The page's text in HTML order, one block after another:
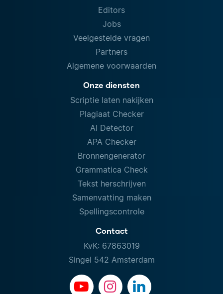
Editors
Jobs
Veelgestelde vragen
Partners
Algemene voorwaarden
Onze diensten
Scriptie laten nakijken
Plagiaat Checker
AI Detector
APA Checker
Bronnengenerator
Grammatica Check
Tekst herschrijven
Samenvatting maken
Spellingscontrole
Contact
KvK: 67863019
Singel 542 Amsterdam